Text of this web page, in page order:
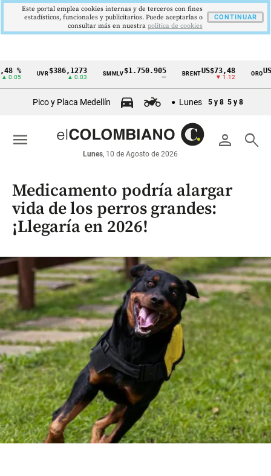
Cintillo
económicos
Colombia
% UVR$386,1273
▲ 0.03
SMMLV$1.750.905 BRENTUS$73,48
▼ 1.12
ORO
Pico y Placa Medellín Lunes 5 y 8 5 y 8
person search
Lunes, 10 de Agosto de 2026
menu
Medicamento podría alargar
vida de los perros grandes:
¡Llegaría en 2026!
Este portal emplea cookies internas y de terceros con fines
estadísticos, funcionales y publicitarios. Puede aceptarlas o
consultar más en nuestra politica de cookies
CONTINUAR